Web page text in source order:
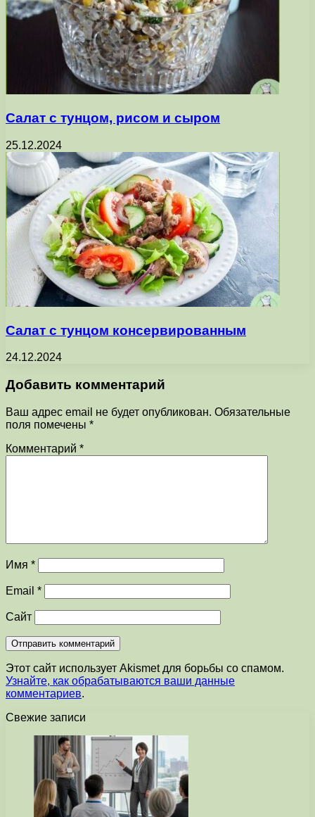
Салат с тунцом, рисом и сыром
25.12.2024
Салат с тунцом консервированным
24.12.2024
Добавить комментарий
Ваш адрес email не будет опубликован. Обязательные
поля помечены *
Комментарий *
Имя *
Email *
Сайт
Этот сайт использует Akismet для борьбы со спамом.
Узнайте, как обрабатываются ваши данные
комментариев.
Свежие записи